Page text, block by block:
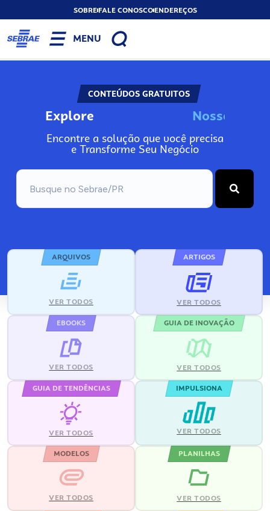
SOBREFALE CONOSCOENDEREÇOS
MENU
CONTEÚDOS GRATUITOS
Explore Nosso
Encontre a solução que você precisa
e Transforme Seu Negócio
ARQUIVOS
VER TODOS
ARTIGOS
VER TODOS
EBOOKS
VER TODOS
GUIA DE INOVAÇÃO
VER TODOS
GUIA DE TENDÊNCIAS
VER TODOS
IMPULSIONA
VER TODOS
MODELOS
VER TODOS
PLANILHAS
VER TODOS